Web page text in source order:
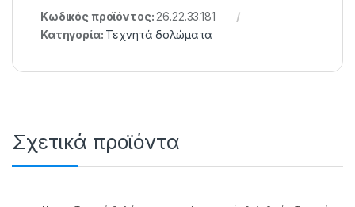
Κωδικός προϊόντος: 26.22.33.181
Κατηγορία: Τεχνητά δολώματα
Σχετικά προϊόντα